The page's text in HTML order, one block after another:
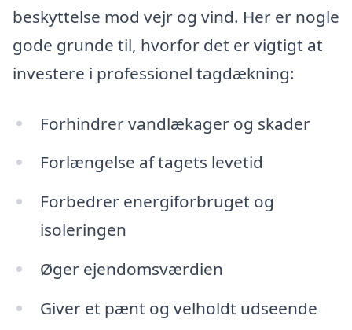
beskyttelse mod vejr og vind. Her er nogle
gode grunde til, hvorfor det er vigtigt at
investere i professionel tagdækning:
Forhindrer vandlækager og skader
Forlængelse af tagets levetid
Forbedrer energiforbruget og
isoleringen
Øger ejendomsværdien
Giver et pænt og velholdt udseende